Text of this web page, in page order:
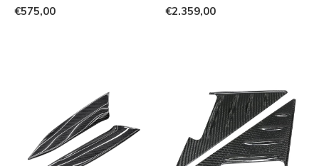
€575,00
€2.359,00